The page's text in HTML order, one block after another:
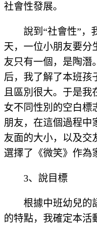
社會性發展。
說到“社會性”，
天，一位小朋友要分
友只有一個，是陶潛
后，我了解了本班孩
且區別很大。于是我
女不同性別的空白標
朋友，在這個過程中
友面的大小，以及交
選擇了《微笑》作為
3、說目標
根據中班幼兒的
的特點，我確定本活